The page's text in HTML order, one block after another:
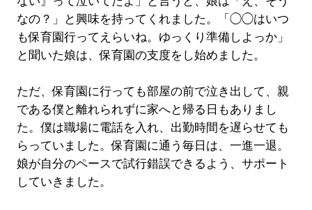
なの？」と興味を持ってくれました。「◯◯はいつ
も保育園行ってえらいね。ゆっくり準備しよっか」
と聞いた娘は、保育園の支度をし始めました。
ただ、保育園に行っても部屋の前で泣き出して、親
である僕と離れられずに家へと帰る日もありまし
た。僕は職場に電話を入れ、出勤時間を遅らせても
らっていました。保育園に通う毎日は、一進一退。
娘が自分のペースで試行錯誤できるよう、サポート
していきました。